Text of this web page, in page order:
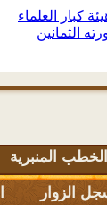
كبار العلماء
الثمانين
المنبرية
الزوار